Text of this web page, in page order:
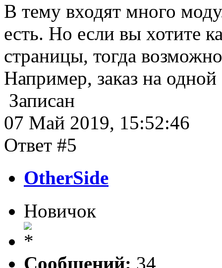
В тему входят много
есть. Но если вы хотите
страницы, тогда
Например, заказ на
Записан
07 Май 2019, 15:52:46
Ответ #5
OtherSide
Новичок
Сообщений: 34